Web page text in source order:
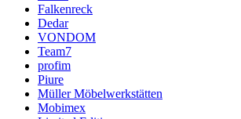
Falkenreck
Dedar
VONDOM
Team7
profim
Piure
Müller Möbelwerkstätten
Mobimex